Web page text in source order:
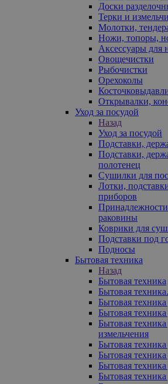
Доски
Терки и
Молотки,
Ножи, топоры,
Аксессуары для
Овощечистки
Рыбочистки
Орехоколы
Открывалки,
Уход за посудой
Назад
Уход за посудой
Подставки,
Подставки,
полотенец
Сушилки для
Лотки,
приборов
раковины
Коврики для
Подставки под
Подносы
Бытовая техника
Назад
Бытовая техника
Бытовая
Бытовая
Бытовая техника
Бытовая
измельчения
Бытовая
Бытовая
Бытовая
Бытовая техника